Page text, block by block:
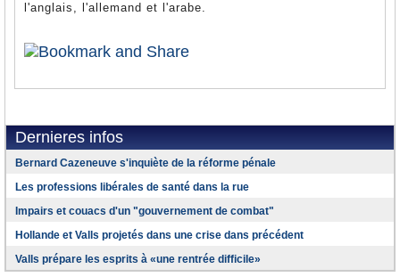
l'anglais, l'allemand et l'arabe.
Dernieres infos
Bernard Cazeneuve s'inquiète de la réforme pénale
Les professions libérales de santé dans la rue
Impairs et couacs d'un "gouvernement de combat"
Hollande et Valls projetés dans une crise dans précédent
Valls prépare les esprits à «une rentrée difficile»